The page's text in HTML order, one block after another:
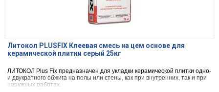
Литокол PLUSFIX Клеевая смесь на цем основе для
керамической плитки серый 25кг
ЛИТОКОЛ Plus Fix предназначен для укладки керамической плитки одно-
и двукратного обжига на полы или стены, как при внутренних, так и при
наружных работах.